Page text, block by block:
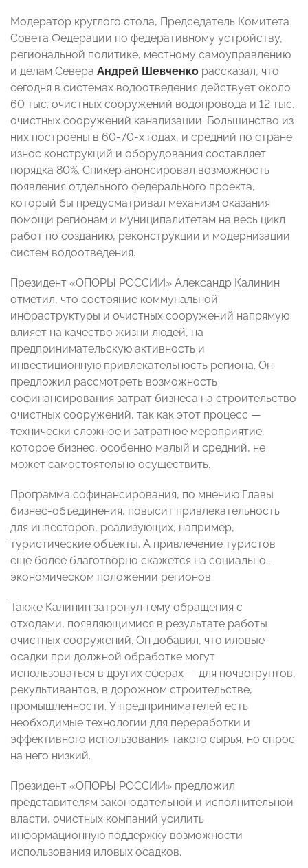
Модератор круглого стола, Председатель Комитета
Совета Федерации по федеративному устройству,
региональной политике, местному самоуправлению
и делам Севера Андрей Шевченко рассказал, что
сегодня в системах водоотведения действует около
60 тыс. очистных сооружений водопровода и 12 тыс.
очистных сооружений канализации. Большинство из
них построены в 60-70-х годах, и средний по стране
износ конструкций и оборудования составляет
порядка 80%. Спикер анонсировал возможность
появления отдельного федерального проекта,
который бы предусматривал механизм оказания
помощи регионам и муниципалитетам на весь цикл
работ по созданию, реконструкции и модернизации
систем водоотведения.
Президент «ОПОРЫ РОССИИ» Александр Калинин
отметил, что состояние коммунальной
инфраструктуры и очистных сооружений напрямую
влияет на качество жизни людей, на
предпринимательскую активность и
инвестиционную привлекательность региона. Он
предложил рассмотреть возможность
софинансирования затрат бизнеса на строительство
очистных сооружений, так как этот процесс —
технически сложное и затратное мероприятие,
которое бизнес, особенно малый и средний, не
может самостоятельно осуществить.
Программа софинансирования, по мнению Главы
бизнес-объединения, повысит привлекательность
для инвесторов, реализующих, например,
туристические объекты. А привлечение туристов
еще более благотворно скажется на социально-
экономическом положении регионов.
Также Калинин затронул тему обращения с
отходами, появляющимися в результате работы
очистных сооружений. Он добавил, что иловые
осадки при должной обработке могут
использоваться в других сферах — для почвогрунтов,
рекультивантов, в дорожном строительстве,
промышленности. У предпринимателей есть
необходимые технологии для переработки и
эффективного использования такого сырья, но спрос
на него низкий.
Президент «ОПОРЫ РОССИИ» предложил
представителям законодательной и исполнительной
власти, очистных компаний усилить
информационную поддержку возможности
использования иловых осадков.